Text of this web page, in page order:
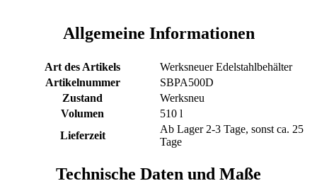
Allgemeine Informationen
Art des Artikels
Werksneuer Edelstahlbehälter
Artikelnummer
SBPA500D
Zustand
Werksneu
Volumen
510 l
Lieferzeit
Ab Lager 2-3 Tage, sonst ca. 25
Tage
Technische Daten und Maße